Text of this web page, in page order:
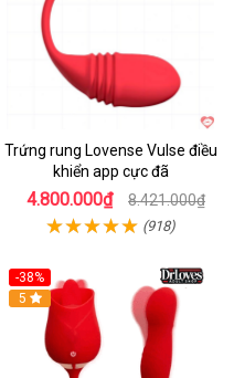
Trứng rung Lovense Vulse điều
khiển app cực đã
4.800.000₫ 8.421.000₫
(918)
-38%
Hot
5